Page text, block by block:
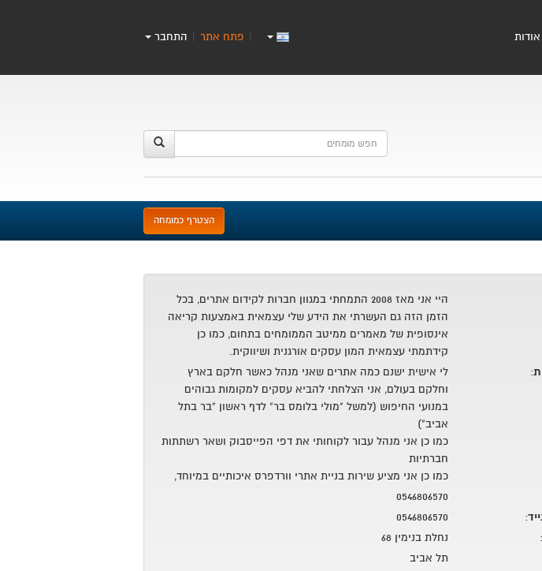
אודות פתח אתר התחבר
הצטרף כמומחה
היי אני מאז 2008 התמחתי במגוון חברות לקידום אתרים, בכל
הזמן הזה גם העשרתי את הידע שלי עצמאית באמצעות קריאה
אינסופית של מאמרים ממיטב הממומחים בתחום, כמו כן
קידתמתי עצמאית המון עסקים אורגנית ושיווקית.
:
לי אישית ישנם כמה אתרים שאני מנהל כאשר חלקם בארץ
וחלקם בעולם, אני הצלחתי להביא עסקים למקומות גבוהים
במנועי החיפוש (למשל "מולי בלומס בר" לדף ראשון "בר בתל
אביב")
כמו כן אני מנהל עבור לקוחותי את דפי הפייסבוק ושאר רשתתות
חברתיות
כמו כן אני מציע שירות בניית אתרי וורדפרס איכותיים במיוחד,
0546806570
:
0546806570
:
נחלת בנימין 68
תל אביב